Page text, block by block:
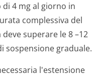
4 mg al giorno in
complessiva del
superare le 8 –12
sospensione graduale.
l'estensione